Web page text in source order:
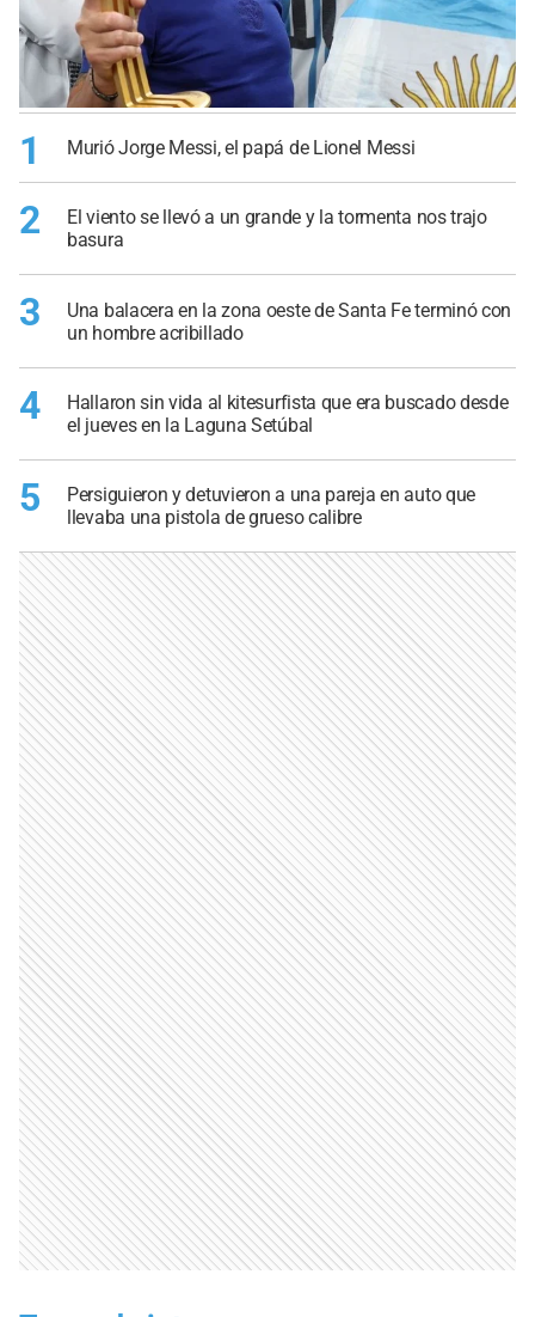
1 Murió Jorge Messi, el papá de Lionel Messi
2
El viento se llevó a un grande y la tormenta nos trajo
basura
3
Una balacera en la zona oeste de Santa Fe terminó con
un hombre acribillado
4
Hallaron sin vida al kitesurfista que era buscado desde
el jueves en la Laguna Setúbal
5
Persiguieron y detuvieron a una pareja en auto que
llevaba una pistola de grueso calibre